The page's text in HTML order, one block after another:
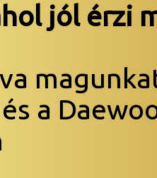
jól érzi
a